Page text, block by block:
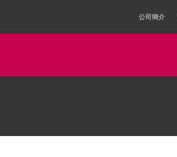
公司簡介